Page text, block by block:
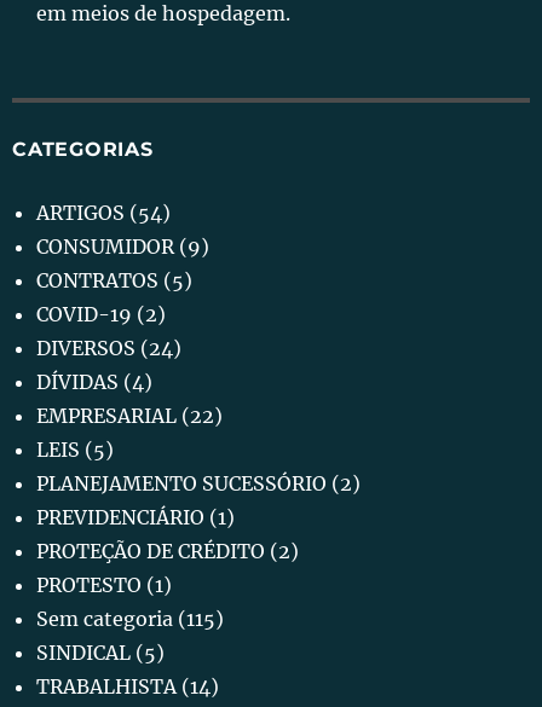
em meios de hospedagem.
CATEGORIAS
ARTIGOS (54)
CONSUMIDOR(9)
CONTRATOS (5)
COVID-19 (2)
DIVERSOS (24)
DÍVIDAS (4)
EMPRESARIAL (22)
LEIS (5)
PLANEJAMENTO SUCESSÓRIO (2)
PREVIDENCIÁRIO (1)
PROTEÇÃO DE CRÉDITO (2)
PROTESTO (1)
Sem categoria (115)
SINDICAL (5)
TRABALHISTA(14)